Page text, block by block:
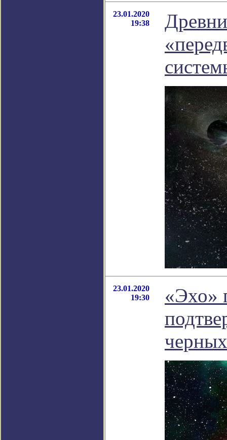
23.01.2020
19:38
23.01.2020
19:30
«Эхо»